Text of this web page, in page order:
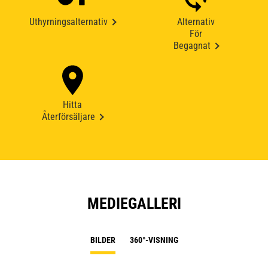
Uthyrningsalternativ
Alternativ
För
Begagnat
Hitta
Återförsäljare
MEDIEGALLERI
BILDER 360°-VISNING